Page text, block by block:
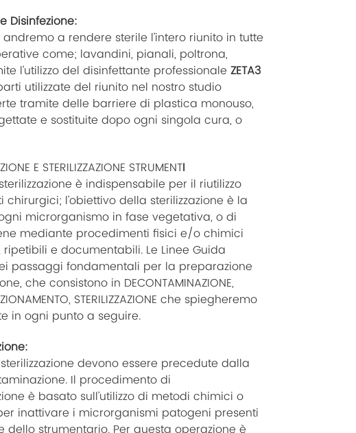
Disinfezione:
a rendere sterile l’intero riunito in tutte
come; lavandini, pianali, poltrona,
l’utilizzo del disinfettante professionale ZETA3
utilizzate del riunito nel nostro studio
tramite delle barriere di plastica monouso,
e sostituite dopo ogni singola cura, o
E STERILIZZAZIONE STRUMENTI
è indispensabile per il riutilizzo
chirurgici; l’obiettivo della sterilizzazione è la
microrganismo in fase vegetativa, o di
mediante procedimenti fisici e/o chimici
ripetibili e documentabili. Le Linee Guida
passaggi fondamentali per la preparazione
che consistono in DECONTAMINAZIONE,
STERILIZZAZIONE che spiegheremo
in ogni punto a seguire.
devono essere precedute dalla
Il procedimento di
è basato sull’utilizzo di metodi chimici o
inattivare i microrganismi patogeni presenti